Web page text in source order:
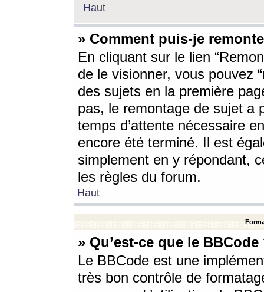
Haut
» Comment puis-je
En cliquant sur le lien
de le visionner, vous pouvez
des sujets en la première
pas, le remontage de sujet a
temps d’attente nécessaire
encore été terminé. Il est
simplement en y répondant,
les règles du forum.
Haut
» Qu’est-ce que le BBCode
Le BBCode est une
très bon contrôle de